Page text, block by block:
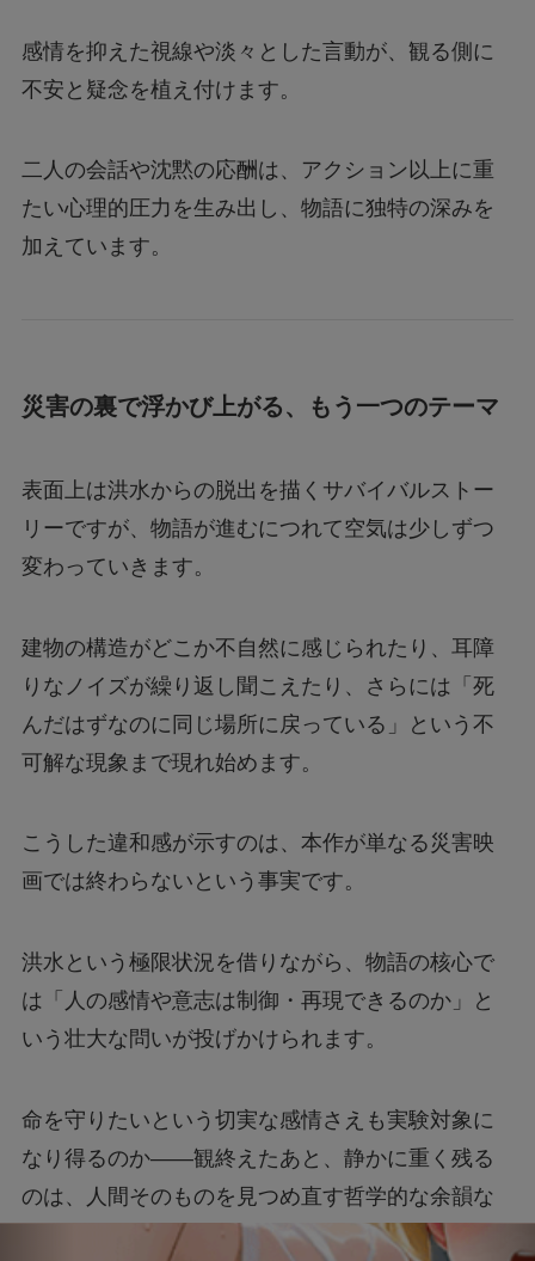
感情を抑えた視線や淡々とした言動が、観る側に
不安と疑念を植え付けます。
二人の会話や沈黙の応酬は、アクション以上に重
たい心理的圧力を生み出し、物語に独特の深みを
加えています。
災害の裏で浮かび上がる、もう一つのテーマ
表面上は洪水からの脱出を描くサバイバルストー
リーですが、物語が進むにつれて空気は少しずつ
変わっていきます。
建物の構造がどこか不自然に感じられたり、耳障
りなノイズが繰り返し聞こえたり、さらには「死
んだはずなのに同じ場所に戻っている」という不
可解な現象まで現れ始めます。
こうした違和感が示すのは、本作が単なる災害映
画では終わらないという事実です。
洪水という極限状況を借りながら、物語の核心で
は「人の感情や意志は制御・再現できるのか」と
いう壮大な問いが投げかけられます。
命を守りたいという切実な感情さえも実験対象に
なり得るのか――観終えたあと、静かに重く残る
のは、人間そのものを見つめ直す哲学的な余韻な